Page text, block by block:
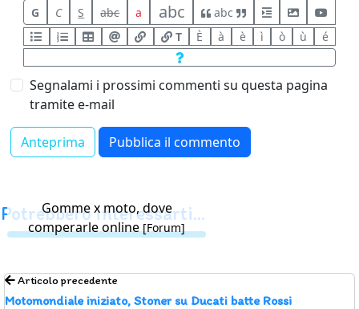
G C S abc a abc
abc
T
È à è ì ò ù é
Segnalami i prossimi commenti su questa pagina
tramite e-mail
Potrebbero interessarti...
Gomme x moto, dove
comperarle online[Forum]
Articolo precedente
Motomondiale iniziato, Stoner su Ducati batte Rossi